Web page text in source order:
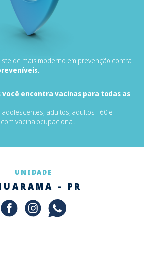
de mais moderno em prevenção contra
você encontra vacinas para todas as
adultos, adultos +60 e
vacina ocupacional.
UNIDADE
– PR